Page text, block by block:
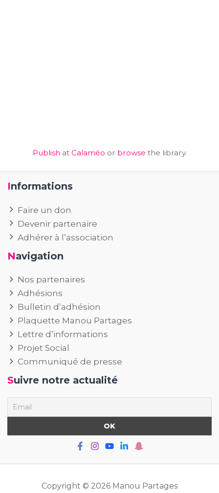
Publish at Calaméo or browse the library.
Informations
Faire un don
Devenir partenaire
Adhérer à l’association
Navigation
Nos partenaires
Adhésions
Bulletin d’adhésion
Plaquette Manou Partages
Lettre d’informations
Projet Social
Communiqué de presse
Suivre notre actualité
Copyright © 2026 Manou Partages